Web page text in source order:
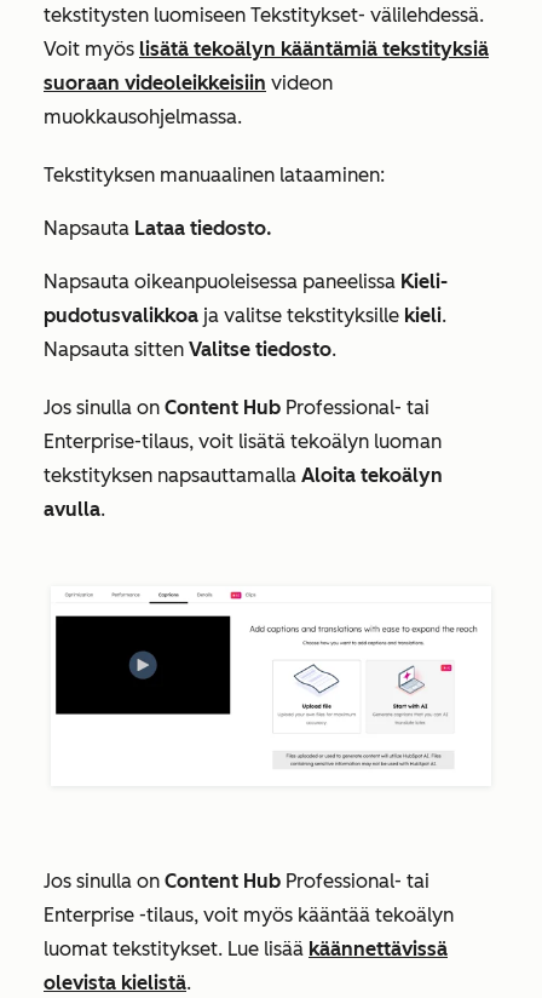
tekstitysten luomiseen Tekstitykset- välilehdessä.
Voit myös lisätä tekoälyn kääntämiä tekstityksiä
suoraan videoleikkeisiin videon
muokkausohjelmassa.
Tekstityksen manuaalinen lataaminen:
Napsauta Lataa tiedosto.
Napsauta oikeanpuoleisessa paneelissa Kieli-
pudotusvalikkoa ja valitse tekstityksille kieli.
Napsauta sitten Valitse tiedosto.
Jos sinulla on Content Hub Professional- tai
Enterprise-tilaus, voit lisätä tekoälyn luoman
tekstityksen napsauttamalla Aloita tekoälyn
avulla.
Jos sinulla on Content Hub Professional- tai
Enterprise -tilaus, voit myös kääntää tekoälyn
luomat tekstitykset. Lue lisää käännettävissä
olevista kielistä.